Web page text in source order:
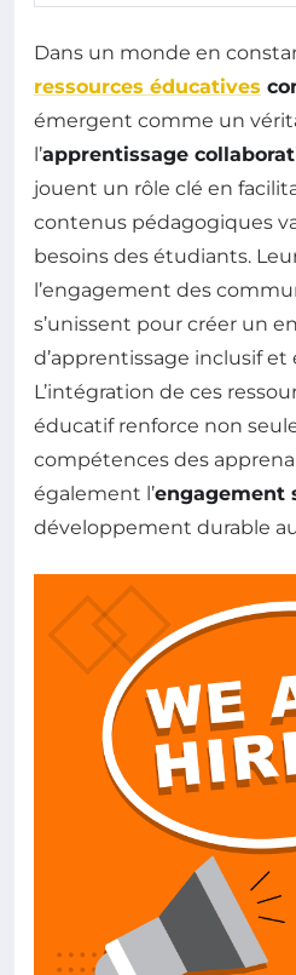
Dans un monde en
ressources éducatives
émergent comme un
l’apprentissage
jouent un rôle clé en
contenus pédagogiques
besoins des étudiants.
l’engagement des
s’unissent pour créer un
d’apprentissage inclusif et
L’intégration de ces
éducatif renforce non
compétences des
également l’engagement
développement durable